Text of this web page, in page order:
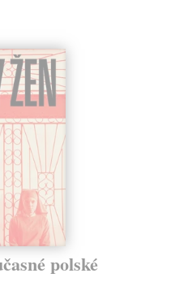
polské